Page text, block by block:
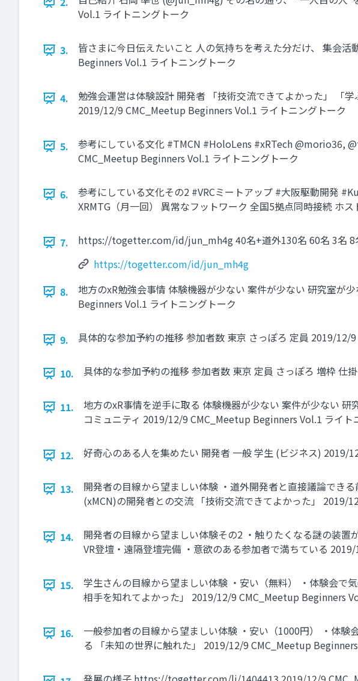
Vol.1 ライトニングトーク
3.
皆さまに今日伝えたいこと 人の気持ちを考えた分だけ、 集会
Beginners Vol.1 ライトニングトーク
4.
勉強会運営は体験設計 開発者 「技術交流できてよかった」 「
2019/12/9 CMC_Meetup Beginners Vol.1 ライトニングトーク
5.
参考にしている文化 #TMCN #HoloLens #xRTech @morio36,
CMC_Meetup Beginners Vol.1 ライトニングトーク
6.
参考にしている文化その2 #VRCミートアップ #大阪駆動開発
XRMTG（月一回） 異常なフットワーク 全国5拠点同時接続 ホ
7.
https://togetter.com/id/jun_mh4g 40名+道外130名 60名 3名 8
https://togetter.com/id/jun_mh4g
8.
地方のxR勉強会事情 体験機器が少ない 案件が少ない 研究室が
Beginners Vol.1 ライトニングトーク
9. 具体的な参加予約の推移 参加者数 東京 さっぽろ 定員 2019/
10. 具体的な参加予約の推移 参加者数 東京 定員 さっぽろ 増枠
11.
地方のxR事情を逆手に取る 体験機器が少ない 案件が少ない
コミュニティ 2019/12/9 CMC_Meetup Beginners Vol.1 ライト
12. 好奇心のある人を集めたい 開発者 一般 学生 (ビジネス) 2019/
13.
開発者の目線から望ましい体験 ・道外開発者と直接議論でき
(xMCN)の開発者との交流 「技術交流できてよかった」 2019/
14.
開発者の目線から望ましい体験その2 ・触りたくなる謎の装
VR登壇・遠隔登壇完備 ・意欲のある参加者で満ちている
15.
学生さんの目線から望ましい体験 ・安い（無料） ・体験会で
相手を知れてよかった」 2019/12/9 CMC_Meetup Beginners
16.
一般参加者の目線から望ましい体験 ・安い（1000円） ・体
る 「未知の世界に触れた」 2019/12/9 CMC_Meetup